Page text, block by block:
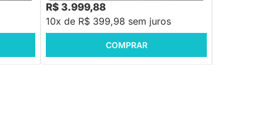
R$ 3.999,88
10x de R$ 399,98 sem juros
COMPRAR